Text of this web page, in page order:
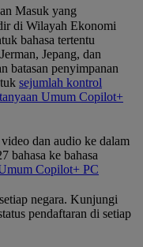
Masuk yang
di Wilayah Ekonomi
bahasa tertentu
Jepang, dan
batasan penyimpanan
sejumlah kontrol
Umum Copilot+
dan audio ke dalam
bahasa ke bahasa
Copilot+ PC
negara. Kunjungi
pendaftaran di setiap